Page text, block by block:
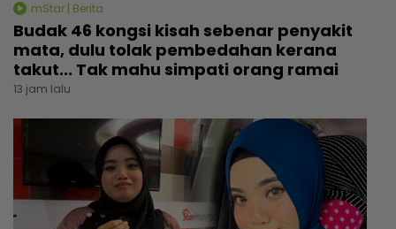
mStar | Berita
Budak 46 kongsi kisah sebenar penyakit
mata, dulu tolak pembedahan kerana
takut... Tak mahu simpati orang ramai
13 jam lalu